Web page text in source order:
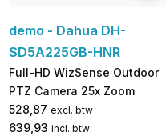
demo - Dahua DH-
SD5A225GB-HNR
Full-HD WizSense Outdoor
PTZ Camera 25x Zoom
528,87 excl. btw
639,93 incl. btw